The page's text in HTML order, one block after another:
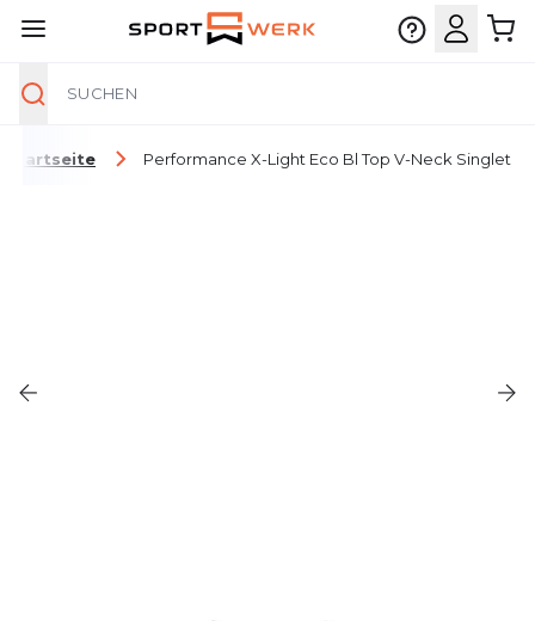
Startseite Performance X-Light Eco Bl Top V-Neck Singlet